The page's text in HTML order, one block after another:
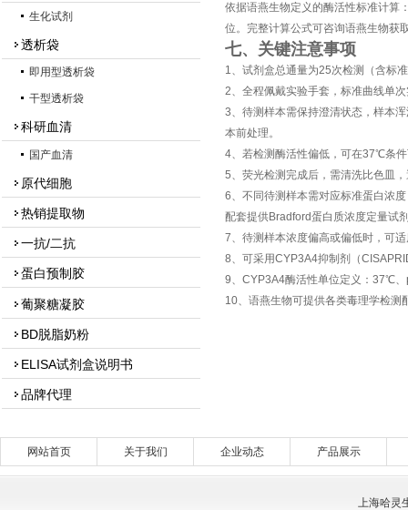
生化试剂
透析袋
即用型透析袋
干型透析袋
科研血清
国产血清
原代细胞
热销提取物
一抗/二抗
蛋白预制胶
葡聚糖凝胶
BD脱脂奶粉
ELISA试剂盒说明书
品牌代理
依据语燕生物定义的酶活性标准计算
位。完整计算公式可咨询语燕生物获
七、关键注意事项
1、试剂盒总通量为25次检测（含标
2、全程佩戴实验手套，标准曲线单
3、待测样本需保持澄清状态，样本
本前处理。
4、若检测酶活性偏低，可在37℃条
5、荧光检测完成后，需清洗比色皿
6、不同待测样本需对应标准蛋白浓
配套提供Bradford蛋白质浓度定量试
7、待测样本浓度偏高或偏低时，可
8、可采用CYP3A4抑制剂（
9、CYP3A4酶活性单位定义：37℃
10、语燕生物可提供各类毒理学检测
网站首页 关于我们 企业动态 产品展示
上海哈灵